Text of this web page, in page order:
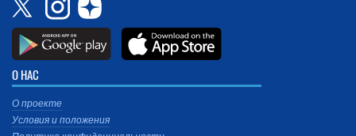
О НАС
О проекте
Условия и положения